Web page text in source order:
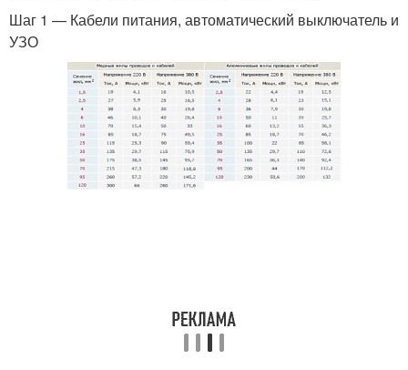
Шаг 1 — Кабели питания, автоматический выключатель и
УЗО